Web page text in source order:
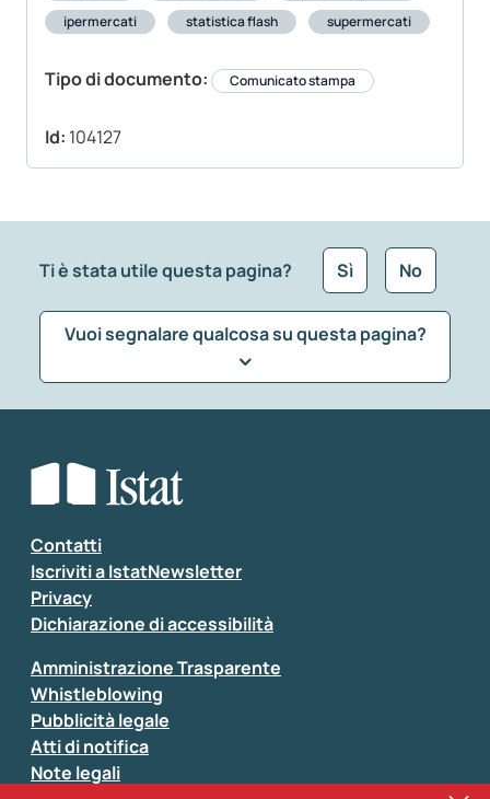
ipermercati
statistica flash supermercati
Tipo di documento: Comunicato stampa
Id: 104127
Ti è stata utile questa pagina? Sì No
Vuoi segnalare qualcosa su questa pagina?
Seleziona la tipologia della segnalazione
Inserisci il tuo commento
Contatti
Iscriviti a IstatNewsletter
Privacy
Dichiarazione di accessibilità
Amministrazione Trasparente
Whistleblowing
Pubblicità legale
Atti di notifica
Note legali